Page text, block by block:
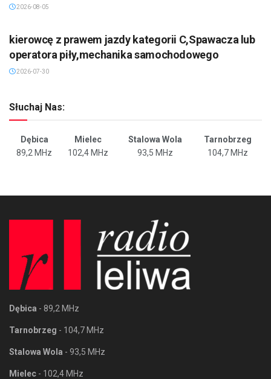
2026-08-05
kierowcę z prawem jazdy kategorii C,Spawacza lub
operatora piły,mechanika samochodowego
2026-07-30
Słuchaj Nas:
Dębica Mielec Stalowa Wola
Tarnobrzeg
89,2 MHz
102,4 MHz 93,5 MHz 104,7 MHz
Dębica - 89,2 MHz
Tarnobrzeg - 104,7 MHz
Stalowa Wola - 93,5 MHz
Mielec - 102,4 MHz